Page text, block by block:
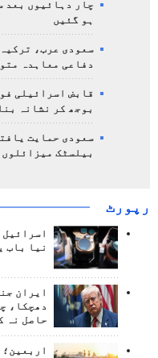
چار دہائیوں بعد
ہو گئیں
سعودی عرب،
دفاعی معاہدہ
قابض اسرائیلی
بوجھ کر نشانہ
سعودی حمایت
بیلسٹک
رپورٹ
نیا باب
ایران
دھچکا،
حاصل نہ